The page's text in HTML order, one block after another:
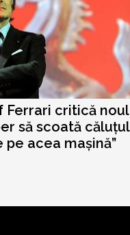
Ferrari critică noul
să scoată căluțul
pe acea mașină”